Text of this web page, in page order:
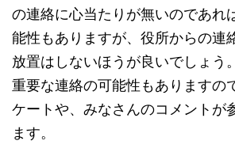
の連絡に心当たりが無いのであれ
能性もありますが、役所からの連
放置はしないほうが良いでしょう。
重要な連絡の可能性もありますの
ケートや、みなさんのコメントが
ます。